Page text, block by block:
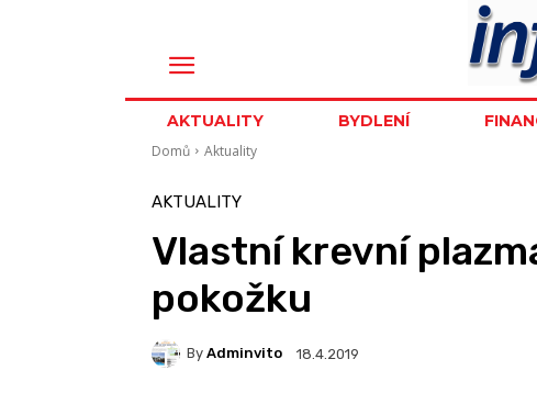
AKTUALITY BYDLENÍ
Domů Aktuality
AKTUALITY
Vlastní krevní
pokožku
By Adminvito 18.4.2019